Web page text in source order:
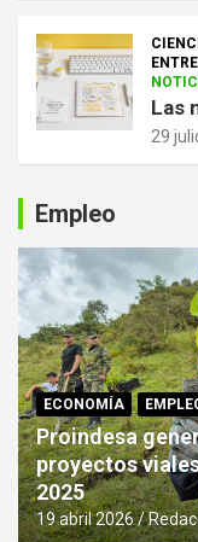
Las
29
Empleo
ECONOMÍA
Proindesa
proyectos
2025
19 abril 2026